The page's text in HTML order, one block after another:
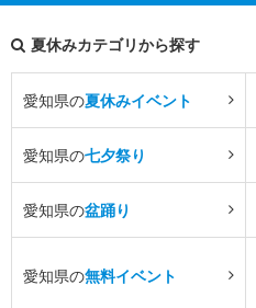
夏休みカテゴリから探す
愛知県の夏休みイベント
愛知県の七夕祭り
愛知県の盆踊り
愛知県の無料イベント